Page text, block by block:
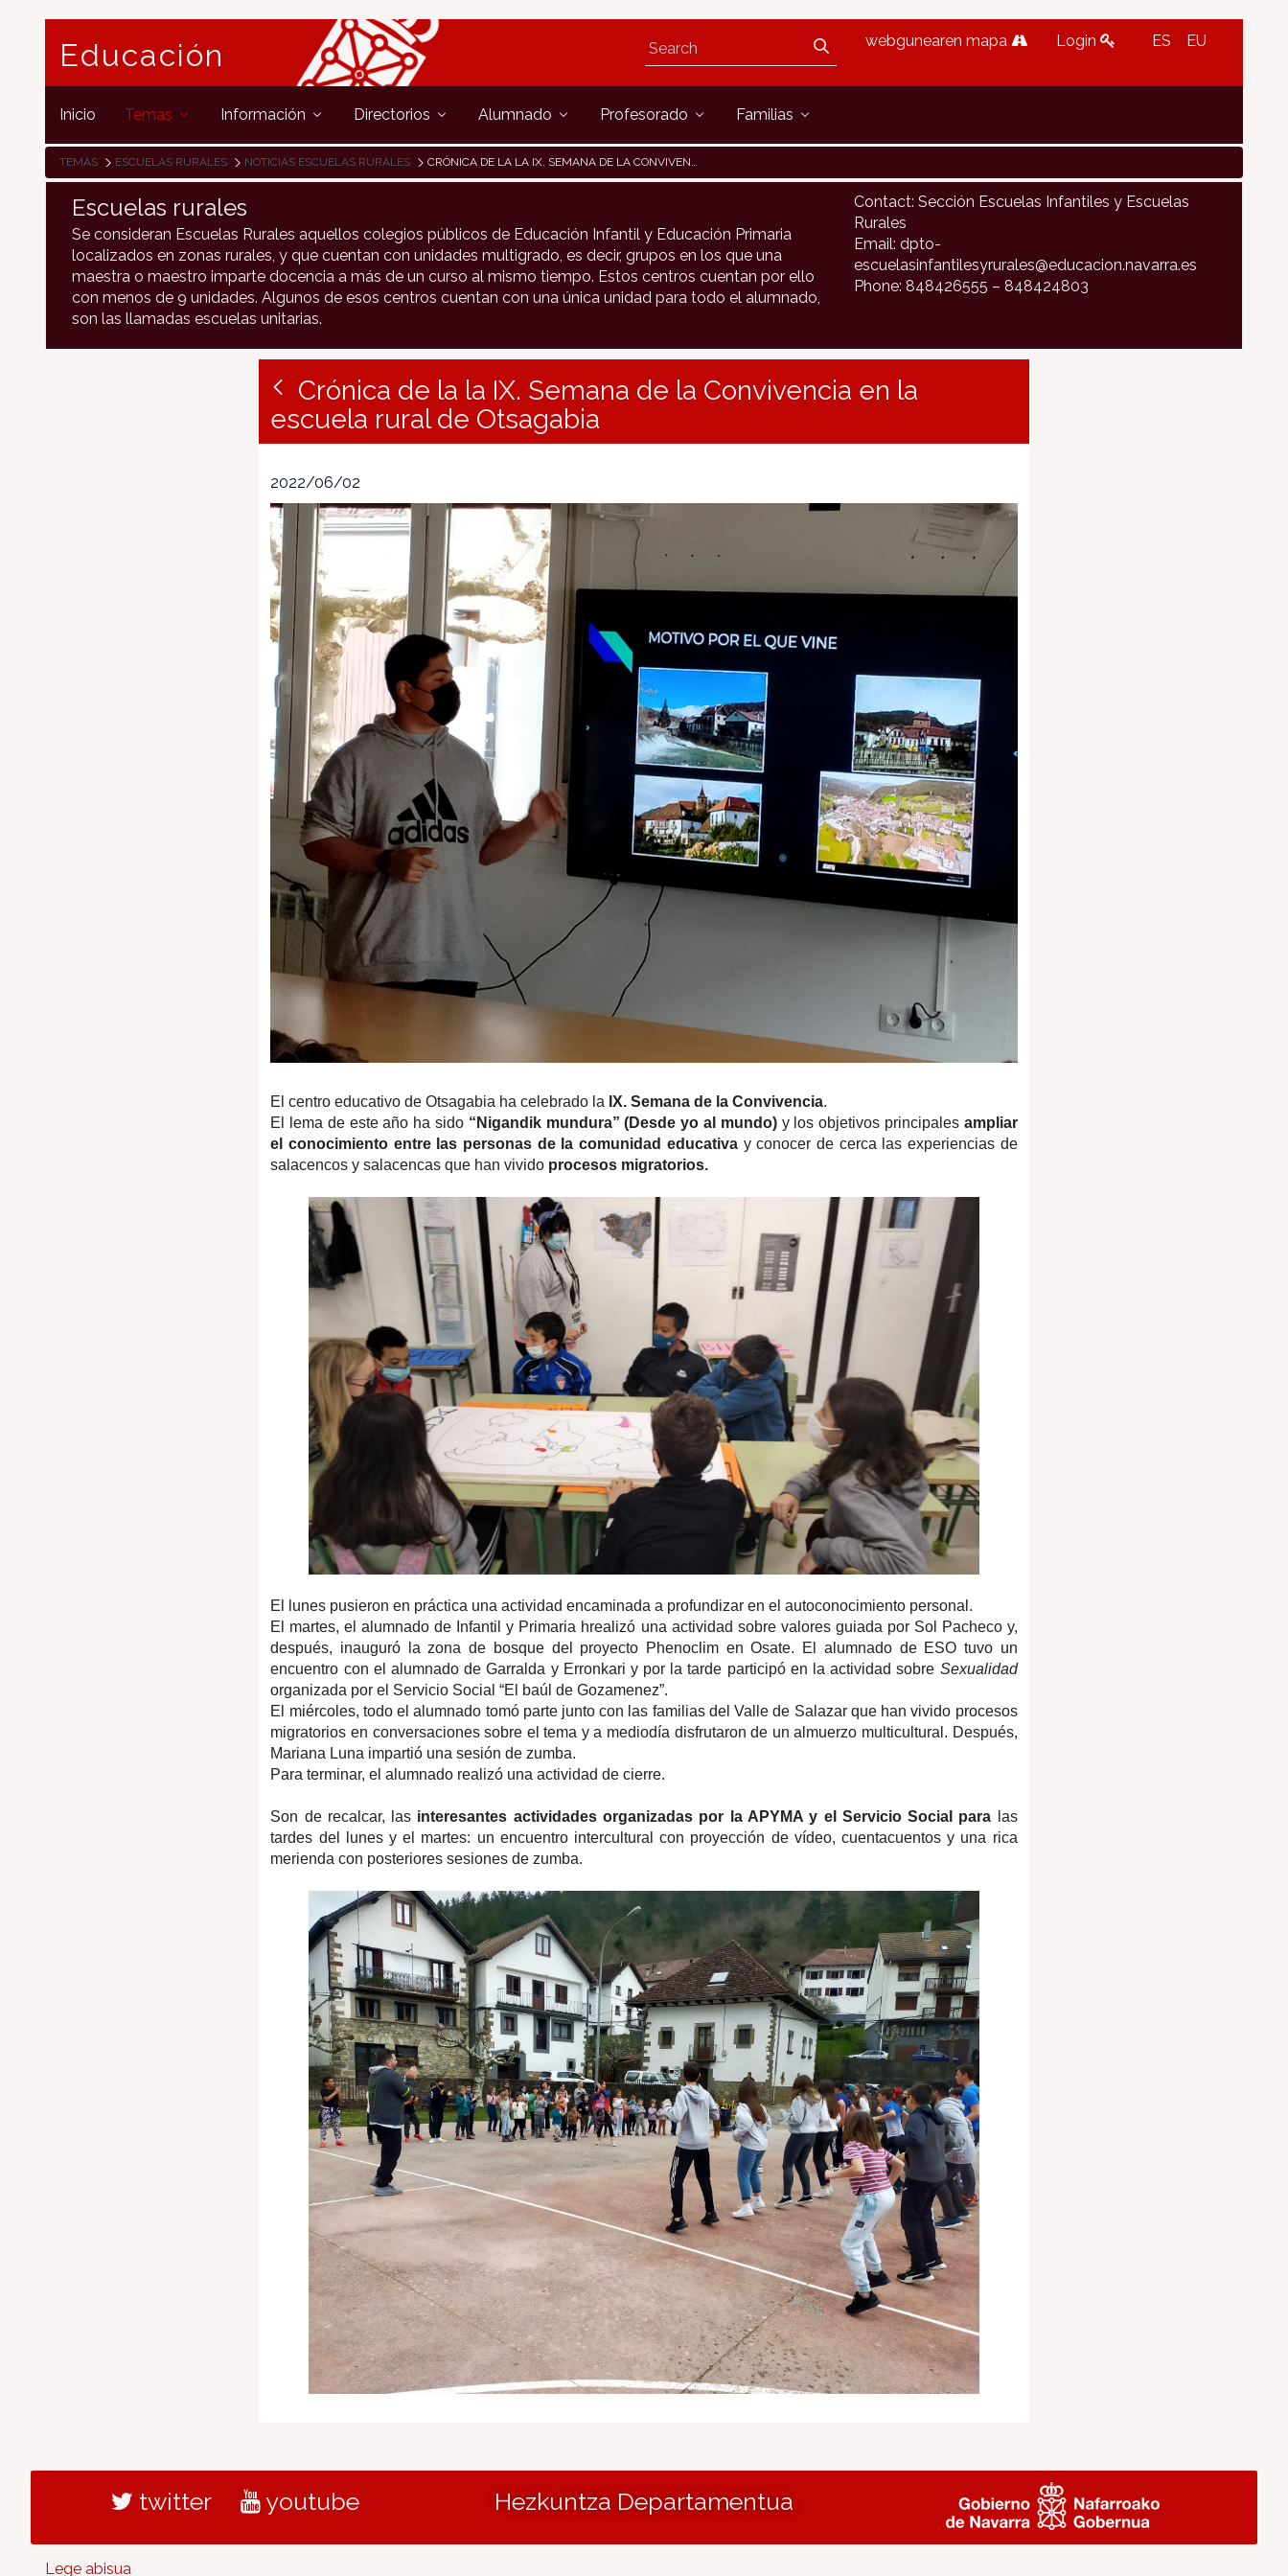
Educación webgunearen mapa Login ES EU
Inicio Temas Información Directorios Alumnado Profesorado Familias
TEMAS ESCUELAS RURALES NOTICIAS ESCUELAS RURALES CRÓNICA DE LA LA IX. SEMANA DE LA CONVIVENCIA EN LA ESCUELA RURAL DE OTSAGABIA
Escuelas rurales
Se consideran Escuelas Rurales aquellos colegios públicos de Educación Infantil y Educación Primaria
localizados en zonas rurales, y que cuentan con unidades multigrado, es decir, grupos en los que una
maestra o maestro imparte docencia a más de un curso al mismo tiempo. Estos centros cuentan por ello
con menos de 9 unidades. Algunos de esos centros cuentan con una única unidad para todo el alumnado,
son las llamadas escuelas unitarias.
Contact: Sección Escuelas Infantiles y Escuelas
Rurales
Email: dpto-
escuelasinfantilesyrurales@educacion.navarra.es
Phone: 848426555 – 848424803
Crónica de la la IX. Semana de la Convivencia en la
escuela rural de Otsagabia
2022/06/02
El centro educativo de Otsagabia ha celebrado la IX. Semana de la Convivencia.
El lema de este año ha sido “Nigandik mundura” (Desde yo al mundo)y los objetivos principales ampliar
el conocimiento entre las personas de la comunidad educativay conocer de cerca las experiencias de
salacencos y salacencas que han vivido procesos migratorios.
El lunes pusieron en práctica una actividad encaminada a profundizar en el autoconocimiento personal.
El martes, el alumnado de Infantil y Primaria hrealizó una actividad sobre valores guiada por Sol Pacheco y,
después, inauguró la zona de bosque del proyecto Phenoclim en Osate. El alumnado de ESO tuvo un
encuentro con el alumnado de Garralda y Erronkari y por la tarde participó en la actividad sobre Sexualidad
organizada por el Servicio Social “El baúl de Gozamenez”.
El miércoles, todo el alumnado tomó parte junto con las familias del Valle de Salazar que han vivido procesos
migratorios en conversaciones sobre el tema y a mediodía disfrutaron de un almuerzo multicultural. Después,
Mariana Luna impartió una sesión de zumba.
Para terminar, el alumnado realizó una actividad de cierre.
Son de recalcar, las interesantes actividades organizadas por la APYMA y el Servicio Social para las
tardes del lunes y el martes: un encuentro intercultural con proyección de vídeo, cuentacuentos y una rica
merienda con posteriores sesiones de zumba.
twitter youtube Hezkuntza Departamentua
Lege abisua